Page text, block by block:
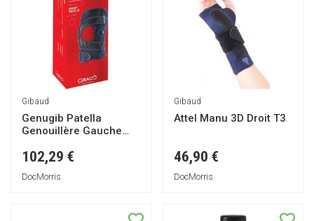
Gibaud
Genugib Patella
Genouillère Gauche
102,29 €
DocMorris
Gibaud
Attel Manu 3D Droit T3
46,90 €
DocMorris